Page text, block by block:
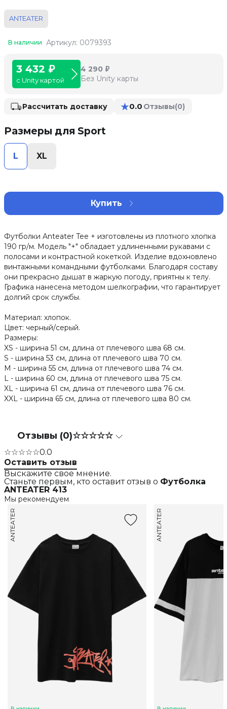
ANTEATER
В наличии Артикул: 0079393
3 432 ₽
с Unity картой
4 290 ₽
Без Unity карты
Рассчитать доставку ★0.0 Отзывы(0)
Размеры для Sport
L XL
Купить
Футболки Anteater Tee + изготовлены из плотного хлопка
190 гр/м. Модель "+" обладает удлиненными рукавами с
полосами и контрастной кокеткой. Изделие вдохновлено
винтажными командными футболками. Благодаря составу
они прекрасно дышат в жаркую погоду, приятны к телу.
Графика нанесена методом шелкографии, что гарантирует
долгий срок службы.
Материал: хлопок.
Цвет: черный/серый.
Размеры:
XS - ширина 51 см, длина от плечевого шва 68 см.
S - ширина 53 см, длина от плечевого шва 70 см.
M - ширина 55 см, длина от плечевого шва 74 см.
L - ширина 60 см, длина от плечевого шва 75 см.
XL - ширина 61 см, длина от плечевого шва 76 см.
XXL - ширина 65 см, длина от плечевого шва 80 см.
Отзывы (0)☆☆☆☆☆
☆☆☆☆☆0.0
Оставить отзыв
Выскажите свое мнение.
Станьте первым, кто оставит отзыв о Футболка
ANTEATER 413
Мы рекомендуем
ANTEATER ANTEATER